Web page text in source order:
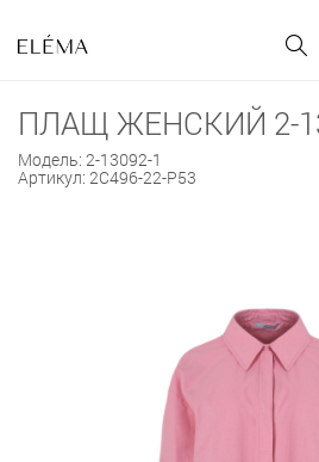
ПЛАЩ ЖЕНСКИЙ 2-
Модель: 2-13092-1
Артикул: 2С496-22-Р53